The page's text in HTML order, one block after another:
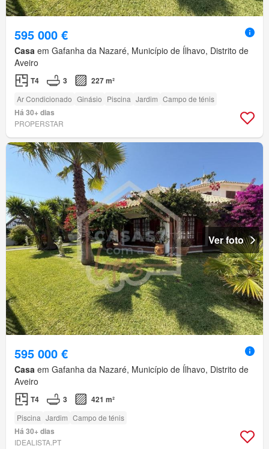
595 000 €
Casa em Gafanha da Nazaré, Município de Ílhavo, Distrito de
Aveiro
T4 3 227 m²
Ar Condicionado Ginásio Piscina Jardim Campo de ténis
Há 30+ dias
PROPERSTAR
Ver foto
595 000 €
Casa em Gafanha da Nazaré, Município de Ílhavo, Distrito de
Aveiro
T4 3 421 m²
Piscina Jardim Campo de ténis
Há 30+ dias
IDEALISTA.PT